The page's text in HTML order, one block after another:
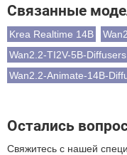
Связанные
Krea Realtime 14B
Wan2.2-TI2V-5B-Diffusers
Wan2.2-Animate-14B-
Остались
Свяжитесь с нашей